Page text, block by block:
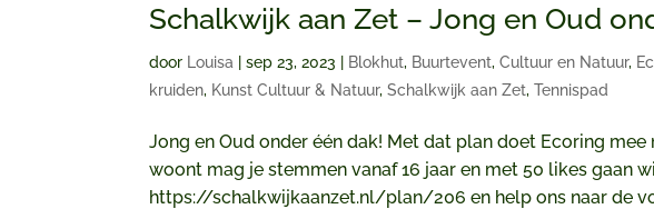
Schalkwijk aan Zet – Jong en Oud
door Louisa |sep 23, 2023 | Blokhut, Buurtevent,Cultuur en Natuur,
kruiden, Kunst Cultuur & Natuur,Schalkwijk aan Zet,Tennispad
Jong en Oud onder één dak! Met dat plan doet Ecoring
woont mag je stemmen vanaf 16 jaar en met 50 likes gaan
https://schalkwijkaanzet.nl/plan/206 en help ons naar de